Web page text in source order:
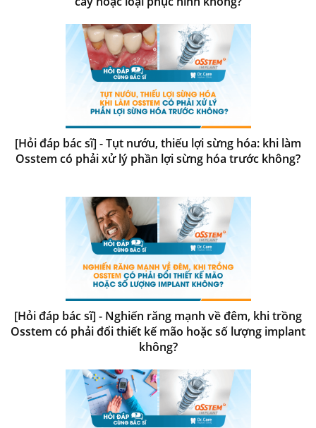
[Hỏi đáp bác sĩ] - Tụt nướu, thiếu lợi sừng hóa: khi làm
Osstem có phải xử lý phần lợi sừng hóa trước không?
[Hỏi đáp bác sĩ] - Nghiến răng mạnh về đêm, khi trồng
Osstem có phải đổi thiết kế mão hoặc số lượng implant
không?